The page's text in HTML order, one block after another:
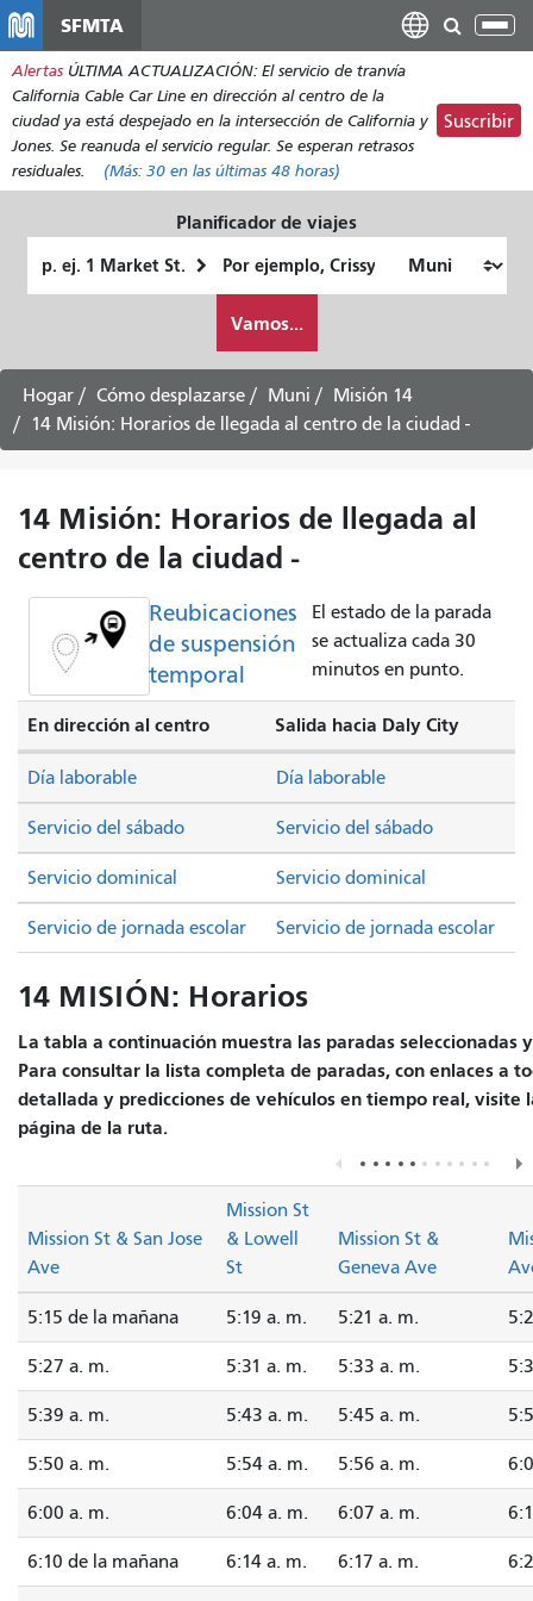
contenido
principal
SFMTA
Alertas ÚLTIMA ACTUALIZACIÓN: El servicio de tranvía
California Cable Car Line en dirección al centro de la
ciudad ya está despejado en la intersección de California y
Jones. Se reanuda el servicio regular. Se esperan retrasos
residuales.
(Más: 30 en las últimas 48 horas)
Suscribir
Planificador de viajes
de
quiero
viajar
Vamos...
Hogar Cómo desplazarse Muni
Misión 14
14 Misión: Horarios de llegada al centro de la ciudad -
14 Misión: Horarios de llegada al
centro de la ciudad -
Reubicaciones
de suspensión
temporal
El estado de la parada
se actualiza cada 30
minutos en punto.
En dirección al centro Salida hacia Daly City
Servicio del sábado Servicio del sábado
Servicio dominical Servicio dominical
Día laborable Día laborable
Servicio de jornada escolar Servicio de jornada escolar
14 MISIÓN: Horarios
La tabla a continuación muestra las paradas seleccionadas
Para consultar la lista completa de paradas, con enlaces a
detallada y predicciones de vehículos en tiempo real, visite
página de la ruta.
Mission St & San Jose
Ave
Mission St
& Lowell
St
Mission St &
Geneva Ave
5:15 de la mañana 5:19 a. m. 5:21 a. m.
5:27 a. m. 5:31 a. m. 5:33 a. m.
5:39 a. m. 5:43 a. m. 5:45 a. m.
5:50 a. m. 5:54 a. m. 5:56 a. m.
6:00 a. m. 6:04 a. m. 6:07 a. m.
6:10 de la mañana 6:14 a. m. 6:17 a. m.